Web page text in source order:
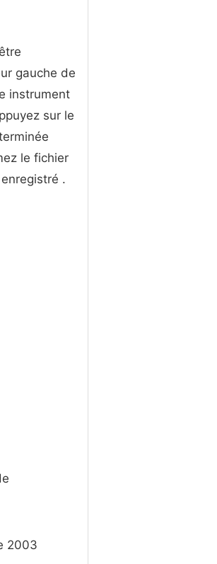
gauche de
instrument
sur le
le fichier
.
2003